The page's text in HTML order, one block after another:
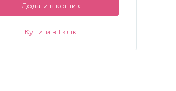
Додати в кошик
Купити в 1 клік